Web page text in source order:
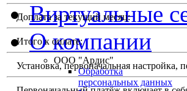
Виртуальные
О компании
ООО "Ардис"
Обработка
персональных данных
Доплата за текущий месяц:
Итого к оплате:
Установка, первоначальная настройка,